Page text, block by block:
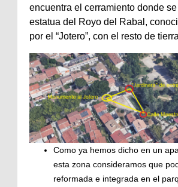
encuentra el cerramiento donde
estatua del Royo del Rabal,
por el “Jotero”, con el resto de
Como ya hemos dicho en un
esta zona consideramos que
reformada e integrada en el